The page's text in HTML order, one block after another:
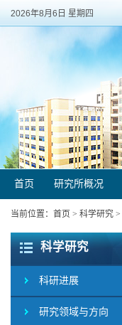
2026年8月6日 星期四
首页 研究所概况
当前位置： 首页 > 科学研究 >
科学研究
科研进展
研究领域与方向